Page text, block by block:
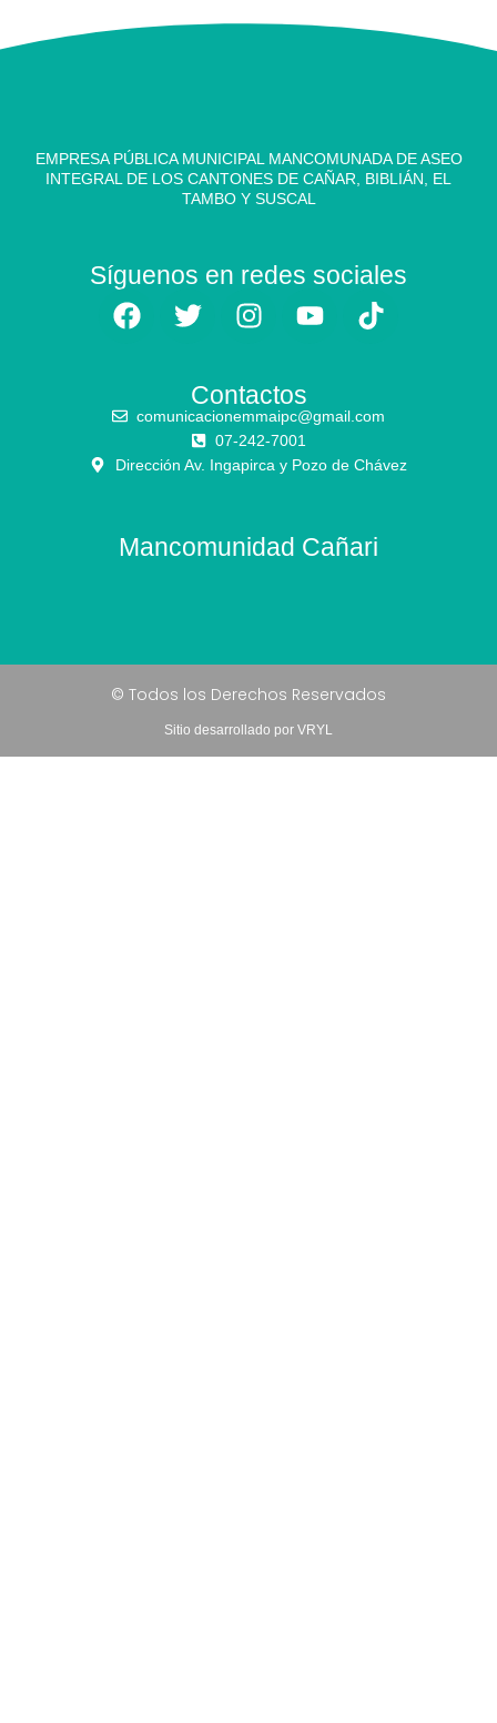
EMPRESA PÚBLICA MUNICIPAL MANCOMUNADA DE ASEO
INTEGRAL DE LOS CANTONES DE CAÑAR, BIBLIÁN, EL
TAMBO Y SUSCAL
Síguenos en redes sociales
Contactos
comunicacionemmaipc@gmail.com
07-242-7001
Dirección Av. Ingapirca y Pozo de Chávez
Mancomunidad Cañari
© Todos los Derechos Reservados
Sitio desarrollado por VRYL